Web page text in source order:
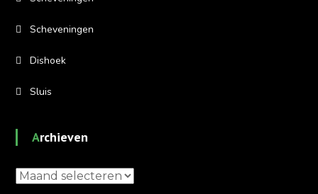
Scheveningen
Dishoek
Sluis
Archieven
Archieven